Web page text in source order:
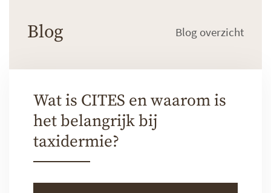
Blog Blog overzicht
Wat is CITES en waarom is
het belangrijk bij
taxidermie?